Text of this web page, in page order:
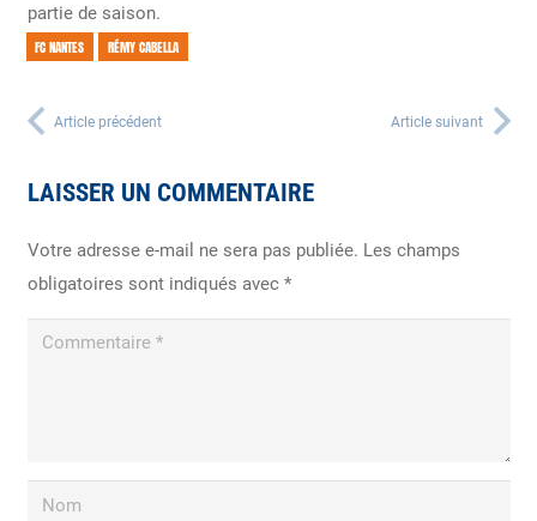
partie de saison.
FC NANTES RÉMY CABELLA
Article précédent Article suivant
LAISSER UN COMMENTAIRE
Votre adresse e-mail ne sera pas publiée. Les champs
obligatoires sont indiqués avec *